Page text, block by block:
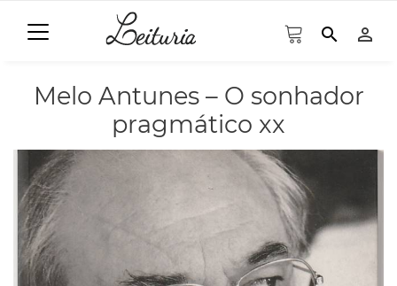
search person_outline
Melo Antunes – O sonhador
pragmático xx